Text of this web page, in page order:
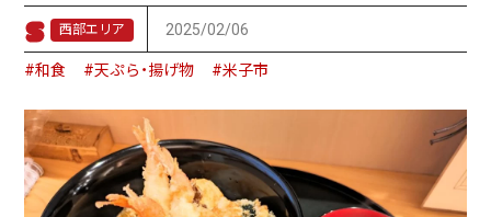
西部エリア 2025/02/06
#和食 #天ぷら・揚げ物 #米子市